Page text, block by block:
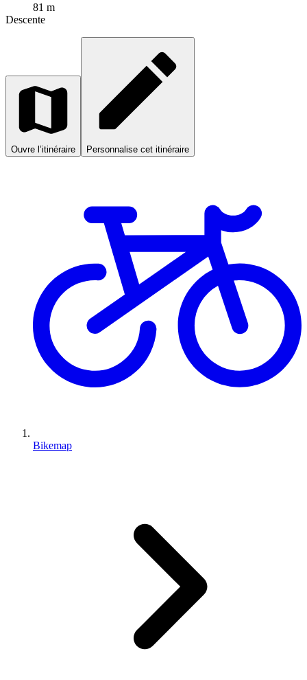
81 m
Descente
Ouvre l’itinéraire Personnalise cet itinéraire
Bikemap